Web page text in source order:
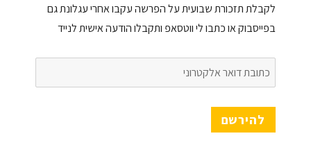
לקבלת תזכורת שבועית על הפרשה עקבו אחרי עגלונת גם
בפייסבוק או כתבו לי ווטסאפ ותקבלו הודעה אישית לנייד
דואר
אלקטרוני
להירשם